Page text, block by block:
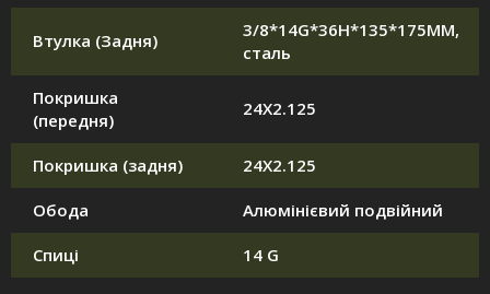
Втулка (Задня)
3/8*14G*36H*135*175MM,
сталь
Покришка
(передня)
24X2.125
Покришка (задня) 24X2.125
Обода Алюмінієвий подвійний
Спиці 14 G